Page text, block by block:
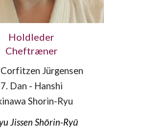
Holdleder
Cheftræner
Jürgensen
7. Dan - Hanshi
Shorin-Ryu
Jissen Shōrin-Ryū